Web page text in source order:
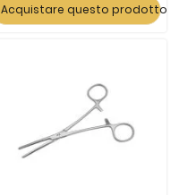
Acquistare questo prodotto